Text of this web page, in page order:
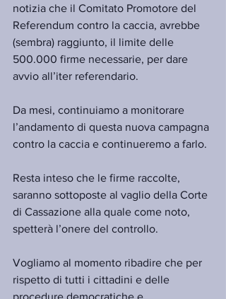
notizia che il Comitato Promotore del
Referendum contro la caccia, avrebbe
(sembra) raggiunto, il limite delle
500.000 firme necessarie, per dare
avvio all’iter referendario.
Da mesi, continuiamo a monitorare
l’andamento di questa nuova campagna
contro la caccia e continueremo a farlo.
Resta inteso che le firme raccolte,
saranno sottoposte al vaglio della Corte
di Cassazione alla quale come noto,
spetterà l’onere del controllo.
Vogliamo al momento ribadire che per
rispetto di tutti i cittadini e delle
procedure democratiche e